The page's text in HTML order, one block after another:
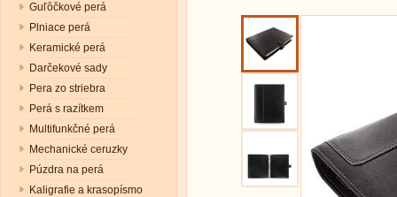
Guľôčkové perá
Plniace perá
Keramické perá
Darčekové sady
Pera zo striebra
Perá s razítkem
Multifunkčné perá
Mechanické ceruzky
Púzdra na perá
Kaligrafie a krasopísmo